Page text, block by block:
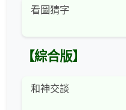
看圖猜字
【綜合版】
和神交談